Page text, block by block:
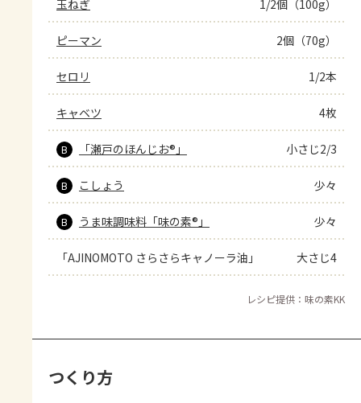
玉ねぎ 1/2個（100g）
ピーマン 2個（70g）
セロリ 1/2本
キャベツ 4枚
B 「瀬戸のほんじお®」 小さじ2/3
B こしょう 少々
B うま味調味料「味の素®」 少々
「AJINOMOTO さらさらキャノーラ油」 大さじ4
レシピ提供：味の素KK
つくり方